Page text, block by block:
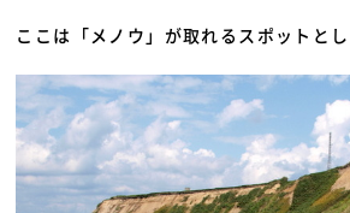
ここは「メノウ」が取れるスポットとし